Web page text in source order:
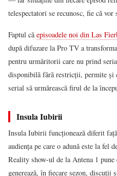
telespectatori se recunosc, fie că vor
Faptul căepisoadele noi din Las
după difuzare la Pro TV a
pentru urmăritorii care nu prind
disponibilă fără restricții, permite și
serial să urmărească firul de la
Insula Iubirii
Insula Iubirii funcționează diferit
audiența pe care o adună este la fel
Reality show-ul de la Antena 1
generează, în fiecare sezon, discuții